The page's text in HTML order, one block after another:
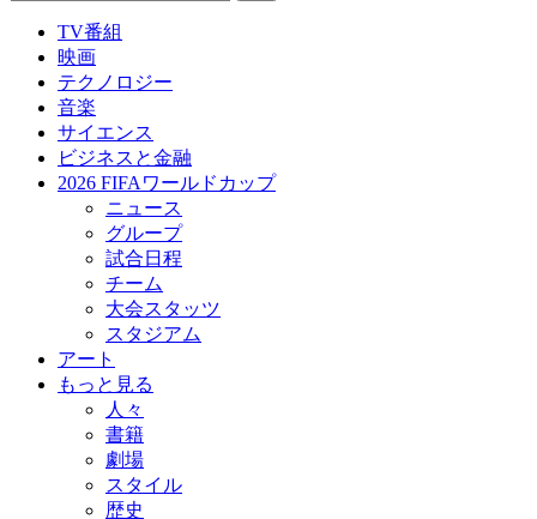
TV番組
映画
テクノロジー
音楽
サイエンス
ビジネスと金融
2026 FIFAワールドカップ
ニュース
グループ
試合日程
チーム
大会スタッツ
スタジアム
アート
もっと見る
人々
書籍
劇場
スタイル
歴史